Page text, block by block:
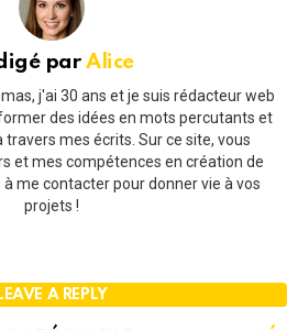
parAlice
j'ai 30 ans et je suis rédacteur web
des idées en mots percutants et
mes écrits. Sur ce site, vous
et mes compétences en création de
me contacter pour donner vie à vos
projets !
LEAVE A REPLY